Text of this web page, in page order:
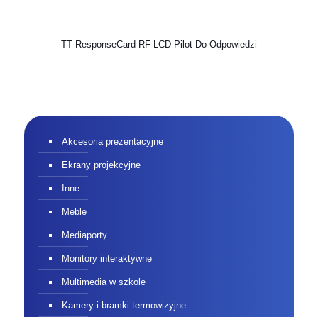
TT ResponseCard RF-LCD Pilot Do Odpowiedzi
Akcesoria prezentacyjne
Ekrany projekcyjne
Inne
Meble
Mediaporty
Monitory interaktywne
Multimedia w szkole
Kamery i bramki termowizyjne